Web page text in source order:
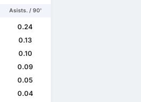
Asists. / 90'
0.24
0.13
0.10
0.09
0.05
0.04